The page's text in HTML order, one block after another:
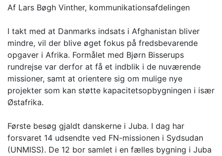
Af Lars Bøgh Vinther, kommunikationsafdelingen
I takt med at Danmarks indsats i Afghanistan bliver
mindre, vil der blive øget fokus på fredsbevarende
opgaver i Afrika. Formålet med Bjørn Bisserups
rundrejse var derfor at få et indblik i de nuværende
missioner, samt at orientere sig om mulige nye
projekter som kan støtte kapacitetsopbygningen i især
Østafrika.
Første besøg gjaldt danskerne i Juba. I dag har
forsvaret 14 udsendte ved FN-missionen i Sydsudan
(UNMISS). De 12 bor samlet i en fælles bygning i Juba